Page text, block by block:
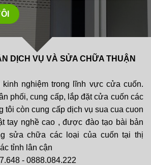
DỊCH VỤ VÀ SỬA CHỮA THUẬN
nghiệm trong lĩnh vực cửa cuốn.
phối, cung cấp, lắp đặt cửa cuốn các
tôi còn cung cấp dịch vụ sua cua cuon
tay nghề cao , được đào tạo bài bản
sửa chữa các loại của cuốn tại thị
tỉnh lân cận
- 0888.084.222